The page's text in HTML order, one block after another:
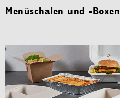
Menüschalen und -Boxen